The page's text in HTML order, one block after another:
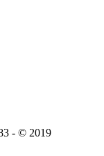
- © 2019